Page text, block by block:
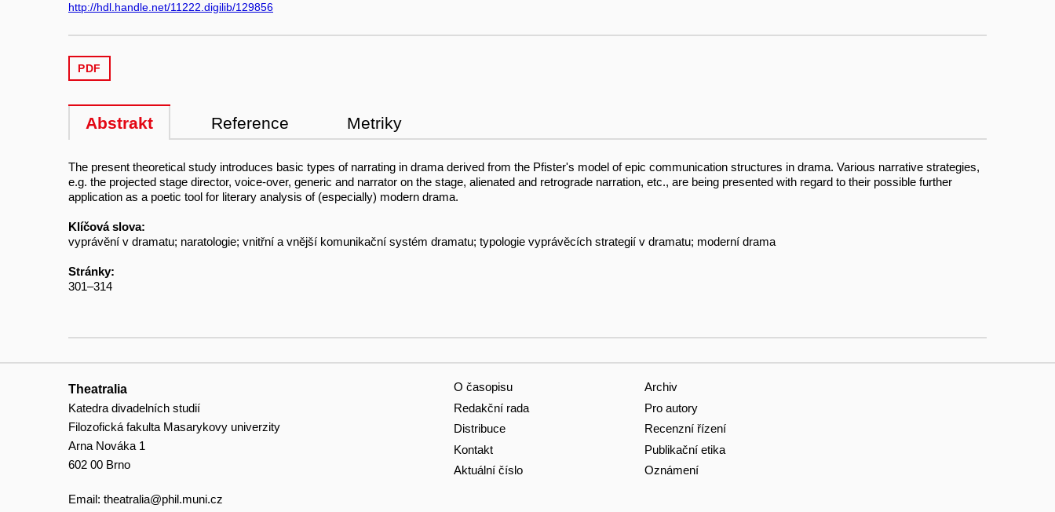
http://hdl.handle.net/11222.digilib/129856
PDF
Abstrakt Reference Metriky
The present theoretical study introduces basic types of narrating in drama derived from the Pfister's model of epic communication structures in drama. Various narrative strategies,
e.g. the projected stage director, voice-over, generic and narrator on the stage, alienated and retrograde narration, etc., are being presented with regard to their possible further
application as a poetic tool for literary analysis of (especially) modern drama.
Klíčová slova:
vyprávění v dramatu; naratologie; vnitřní a vnější komunikační systém dramatu; typologie vyprávěcích strategií v dramatu; moderní drama
Stránky:
301–314
Theatralia
Katedra divadelních studií
Filozofická fakulta Masarykovy univerzity
Arna Nováka 1
602 00 Brno
Email: theatralia@phil.muni.cz
O časopisu
Redakční rada
Distribuce
Kontakt
Aktuální číslo
Archiv
Pro autory
Recenzní řízení
Publikační etika
Oznámení